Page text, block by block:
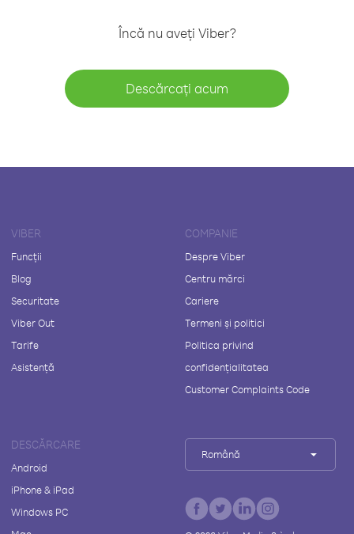
Încă nu aveți Viber?
Descărcați acum
VIBER
Funcții
Blog
Securitate
Viber Out
Tarife
Asistență
COMPANIE
Despre Viber
Centru mărci
Cariere
Termeni și politici
Politica privind
confidențialitatea
Customer Complaints Code
DESCĂRCARE
Android
iPhone & iPad
Windows PC
Română